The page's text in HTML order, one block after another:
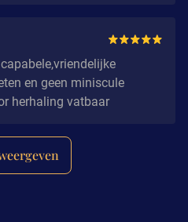
en geen miniscule
herhaling vatbaar